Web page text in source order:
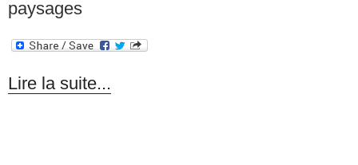
paysages
Lire la suite...